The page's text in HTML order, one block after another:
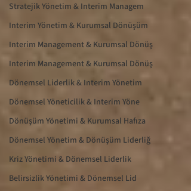
Stratejik Yönetim & Interim Managem
Interim Yönetim & Kurumsal Dönüşüm
Interim Management & Kurumsal Dönüş
Interim Management & Kurumsal Dönüş
Dönemsel Liderlik & Interim Yönetim
Dönemsel Yöneticilik & Interim Yöne
Dönüşüm Yönetimi & Kurumsal Hafıza
Dönemsel Yönetim & Dönüşüm Liderliğ
Kriz Yönetimi & Dönemsel Liderlik
Belirsizlik Yönetimi & Dönemsel Lid